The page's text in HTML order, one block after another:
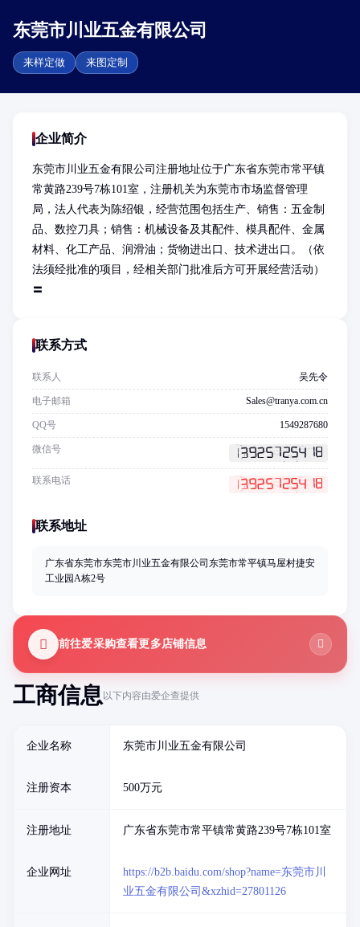
东莞市川业五金有限公司
来样定做 来图定制
工商信息以下内容由爱企查提供
企业名称 东莞市川业五金有限公司
注册资本 500万元
注册地址 广东省东莞市常平镇常黄路239号7栋101室
企业网址
https://b2b.baidu.com/shop?name=东莞市川
业五金有限公司&xzhid=27801126
企业简介
东莞市川业五金有限公司注册地址位于广东省东莞市常平镇
常黄路239号7栋101室，注册机关为东莞市市场监督管理
局，法人代表为陈绍银，经营范围包括生产、销售：五金制
品、数控刀具；销售：机械设备及其配件、模具配件、金属
材料、化工产品、润滑油；货物进出口、技术进出口。（依
法须经批准的项目，经相关部门批准后方可开展经营活动）
〓
联系方式
联系人 吴先令
电子邮箱 Sales@tranya.com.cn
QQ号 1549287680
微信号
联系电话
联系地址
广东省东莞市东莞市川业五金有限公司东莞市常平镇马屋村捷安
工业园A栋2号
前往爱采购查看更多店铺信息